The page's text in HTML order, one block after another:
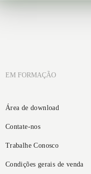
EM FORMAÇÃO
Área de download
Contate-nos
Trabalhe Conosco
Condições gerais de venda